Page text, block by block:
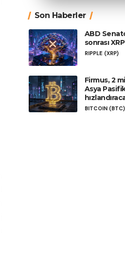
Son Haberler
ABD
sonrası
RIPPLE (XRP)
Firmus, 2
Asya
BITCOIN (BTC)